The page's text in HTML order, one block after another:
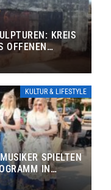
KREIS
OFFENEN
KULTUR & LIFESTYLE
SPIELTEN
IN